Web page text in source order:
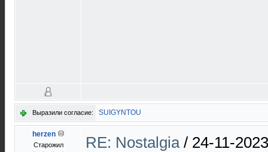
Выразили согласие: SUIGYNTOU
herzen
Старожил RE: Nostalgia / 24-11-